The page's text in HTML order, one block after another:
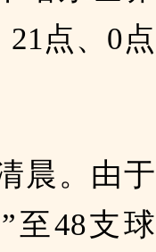
点、0点
晨。由于
至48支球